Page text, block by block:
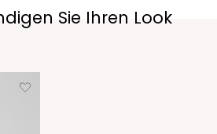
Sie Ihren Look